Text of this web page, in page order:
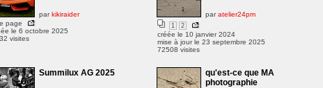
parkikiraider
page
le 6 octobre 2025
visites
paratelier24pm
1 2
créée le 10 janvier 2024
mise à jour le 23 septembre 2025
72508 visites
Summilux AG 2025
qu'est-ce que MA
photographie